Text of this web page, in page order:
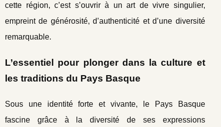
cette région, c’est s’ouvrir à un art de vivre singulier,
empreint de générosité, d’authenticité et d’une diversité
remarquable.
L’essentiel pour plonger dans la culture et
les traditions du Pays Basque
Sous une identité forte et vivante, le Pays Basque
fascine grâce à la diversité de ses expressions